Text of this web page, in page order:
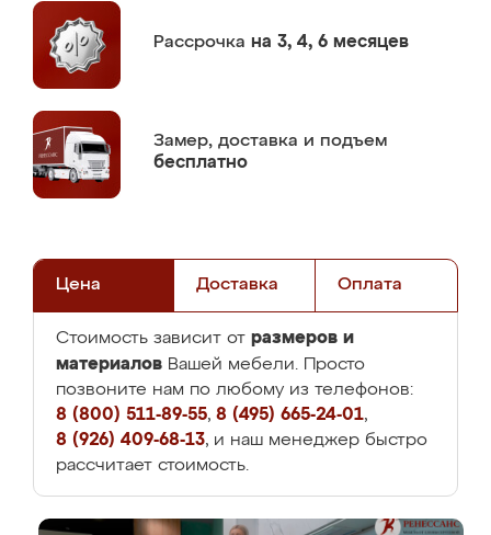
Рассрочка на 3, 4, 6 месяцев
Замер, доставка и подъем
бесплатно
Цена Доставка Оплата
Стоимость зависит от размеров и
материалов Вашей мебели. Просто
позвоните нам по любому из телефонов:
8 (800) 511-89-55, 8 (495) 665-24-01,
8 (926) 409-68-13, и наш менеджер быстро
рассчитает стоимость.